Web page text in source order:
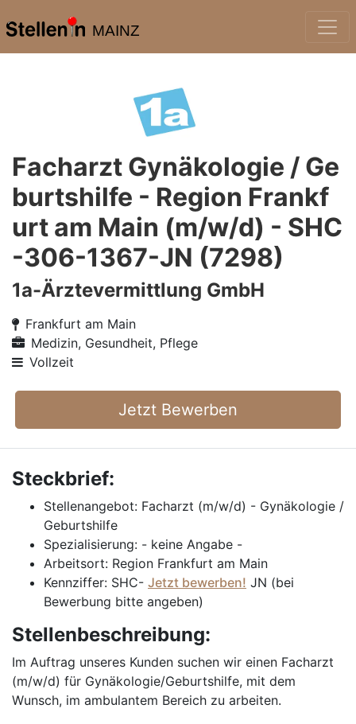
MAINZ
Facharzt Gynäkologie / Ge
burtshilfe - Region Frankf
urt am Main (m/w/d) - SHC
-306-1367-JN (7298)
1a-Ärztevermittlung GmbH
Frankfurt am Main
Medizin, Gesundheit, Pflege
Vollzeit
Jetzt Bewerben
Steckbrief:
Stellenangebot: Facharzt (m/w/d) - Gynäkologie /
Geburtshilfe
Spezialisierung: - keine Angabe -
Arbeitsort: Region Frankfurt am Main
Kennziffer: SHC- Jetzt bewerben! JN (bei
Bewerbung bitte angeben)
Stellenbeschreibung:
Im Auftrag unseres Kunden suchen wir einen Facharzt
(m/w/d) für Gynäkologie/Geburtshilfe, mit dem
Wunsch, im ambulantem Bereich zu arbeiten.